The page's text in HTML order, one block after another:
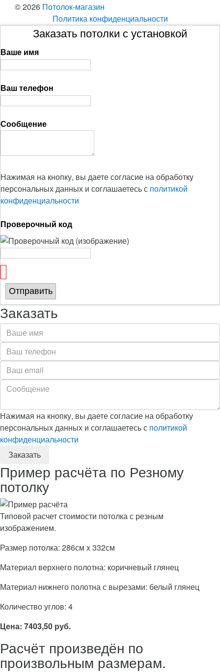
© 2026 Потолок-магазин
Политика конфиденциальности
Заказать потолки с установкой
Ваше имя
Ваш телефон
Сообщение
Нажимая на кнопку, вы даете согласие на обработку
персональных данных и соглашаетесь с политикой
конфиденциальности
Проверочный код
Отправить
Заказать
Нажимая на кнопку, вы даете согласие на обработку
персональных данных и соглашаетесь с политикой
конфиденциальности
Пример расчёта по Резному
потолку
Типовой расчет стоимости потолка с резным
изображением.
Размер потолка: 286см x 332см
Материал верхнего полотна: коричневый глянец
Материал нижнего полотна с вырезами: белый глянец
Количество углов: 4
Цена: 7403,50 руб.
Расчёт произведён по
произвольным размерам.